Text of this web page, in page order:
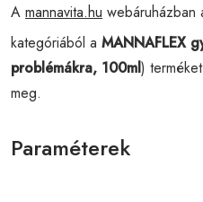
A mannavita.hu webáruházban
kategóriából a MANNAFLEX
problémákra, 100ml)
meg.
Paraméterek